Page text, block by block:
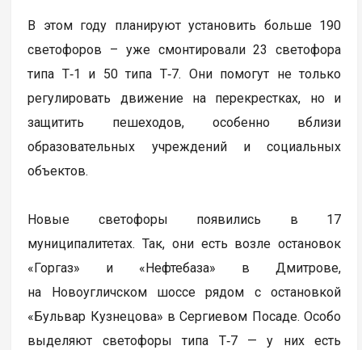
В этом году планируют установить больше 190
светофоров – уже смонтировали 23 светофора
типа Т‑1 и 50 типа Т‑7. Они помогут не только
регулировать движение на перекрестках, но и
защитить пешеходов, особенно вблизи
образовательных учреждений и социальных
объектов.
Новые светофоры появились в 17
муниципалитетах. Так, они есть возле остановок
«Горгаз» и «Нефтебаза» в Дмитрове,
на Новоугличском шоссе рядом с остановкой
«Бульвар Кузнецова» в Сергиевом Посаде. Особо
выделяют светофоры типа Т‑7 — у них есть